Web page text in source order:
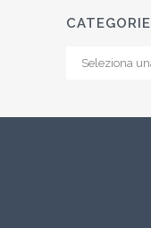
CATEGORIE